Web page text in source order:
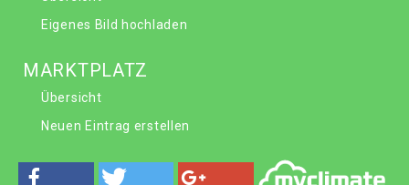
Eigenes Bild hochladen
MARKTPLATZ
Übersicht
Neuen Eintrag erstellen